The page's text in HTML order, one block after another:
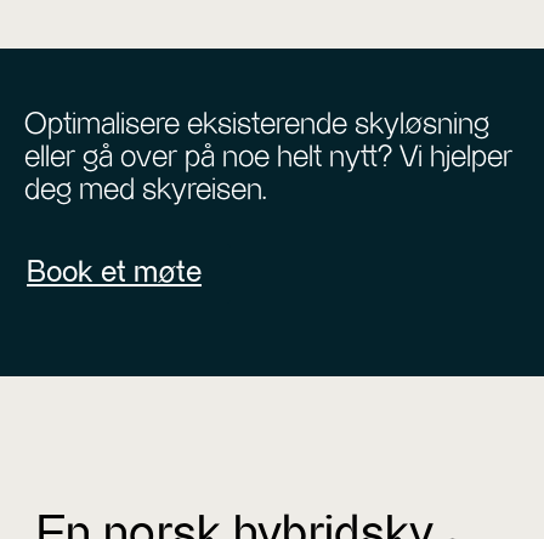
Optimalisere eksisterende skyløsning
eller gå over på noe helt nytt? Vi hjelper
deg med skyreisen.
Book et møte